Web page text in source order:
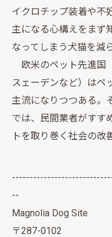
イクロチップ装着や不
主になる心構えをまず
なってしまう犬猫を減
欧米のペット先進国
スェーデンなど）はペ
主流になりつつある。
では、民間業者がすす
トを取り巻く社会の改
--
Magnolia Dog Site
〒287-0102